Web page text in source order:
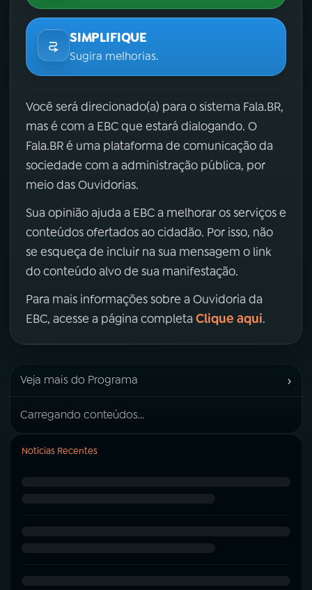
SIMPLIFIQUE
Sugira melhorias.
Você será direcionado(a) para o sistema Fala.BR,
mas é com a EBC que estará dialogando. O
Fala.BR é uma plataforma de comunicação da
sociedade com a administração pública, por
meio das Ouvidorias.
Sua opinião ajuda a EBC a melhorar os serviços e
conteúdos ofertados ao cidadão. Por isso, não
se esqueça de incluir na sua mensagem o link
do conteúdo alvo de sua manifestação.
Para mais informações sobre a Ouvidoria da
EBC, acesse a página completa Clique aqui.
Veja mais do Programa ›
Carregando conteúdos...
Notícias Recentes